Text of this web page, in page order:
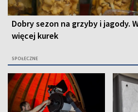
Dobry sezon na grzyby i jagody.
więcej kurek
SPOŁECZNE